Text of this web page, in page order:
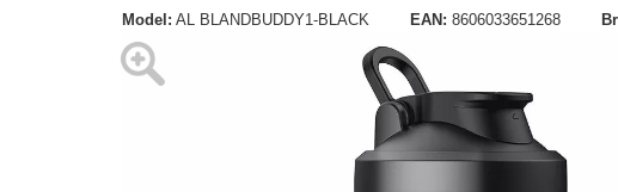
Česta
Model: AL BLANDBUDDY1-BLACK EAN: 8606033651268